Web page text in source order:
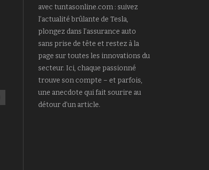
avec tuntasonline.com : suivez
l’actualité brûlante de Tesla,
plongez dans l’assurance auto
sans prise de tête et restez à la
page sur toutes les innovations du
secteur. Ici, chaque passionné
trouve son compte – et parfois,
une anecdote qui fait sourire au
détour d’un article.